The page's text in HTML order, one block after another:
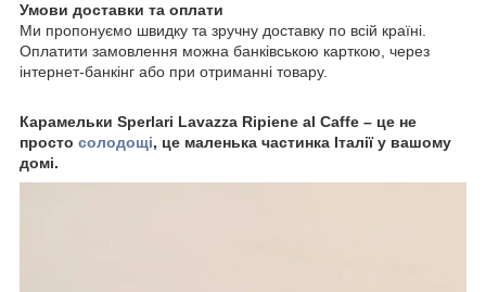
Умови доставки та оплати
Ми пропонуємо швидку та зручну доставку по всій країні.
Оплатити замовлення можна банківською карткою, через
інтернет-банкінг або при отриманні товару.
Карамельки Sperlari Lavazza Ripiene al Caffe – це не
просто солодощі, це маленька частинка Італії у вашому
домі.